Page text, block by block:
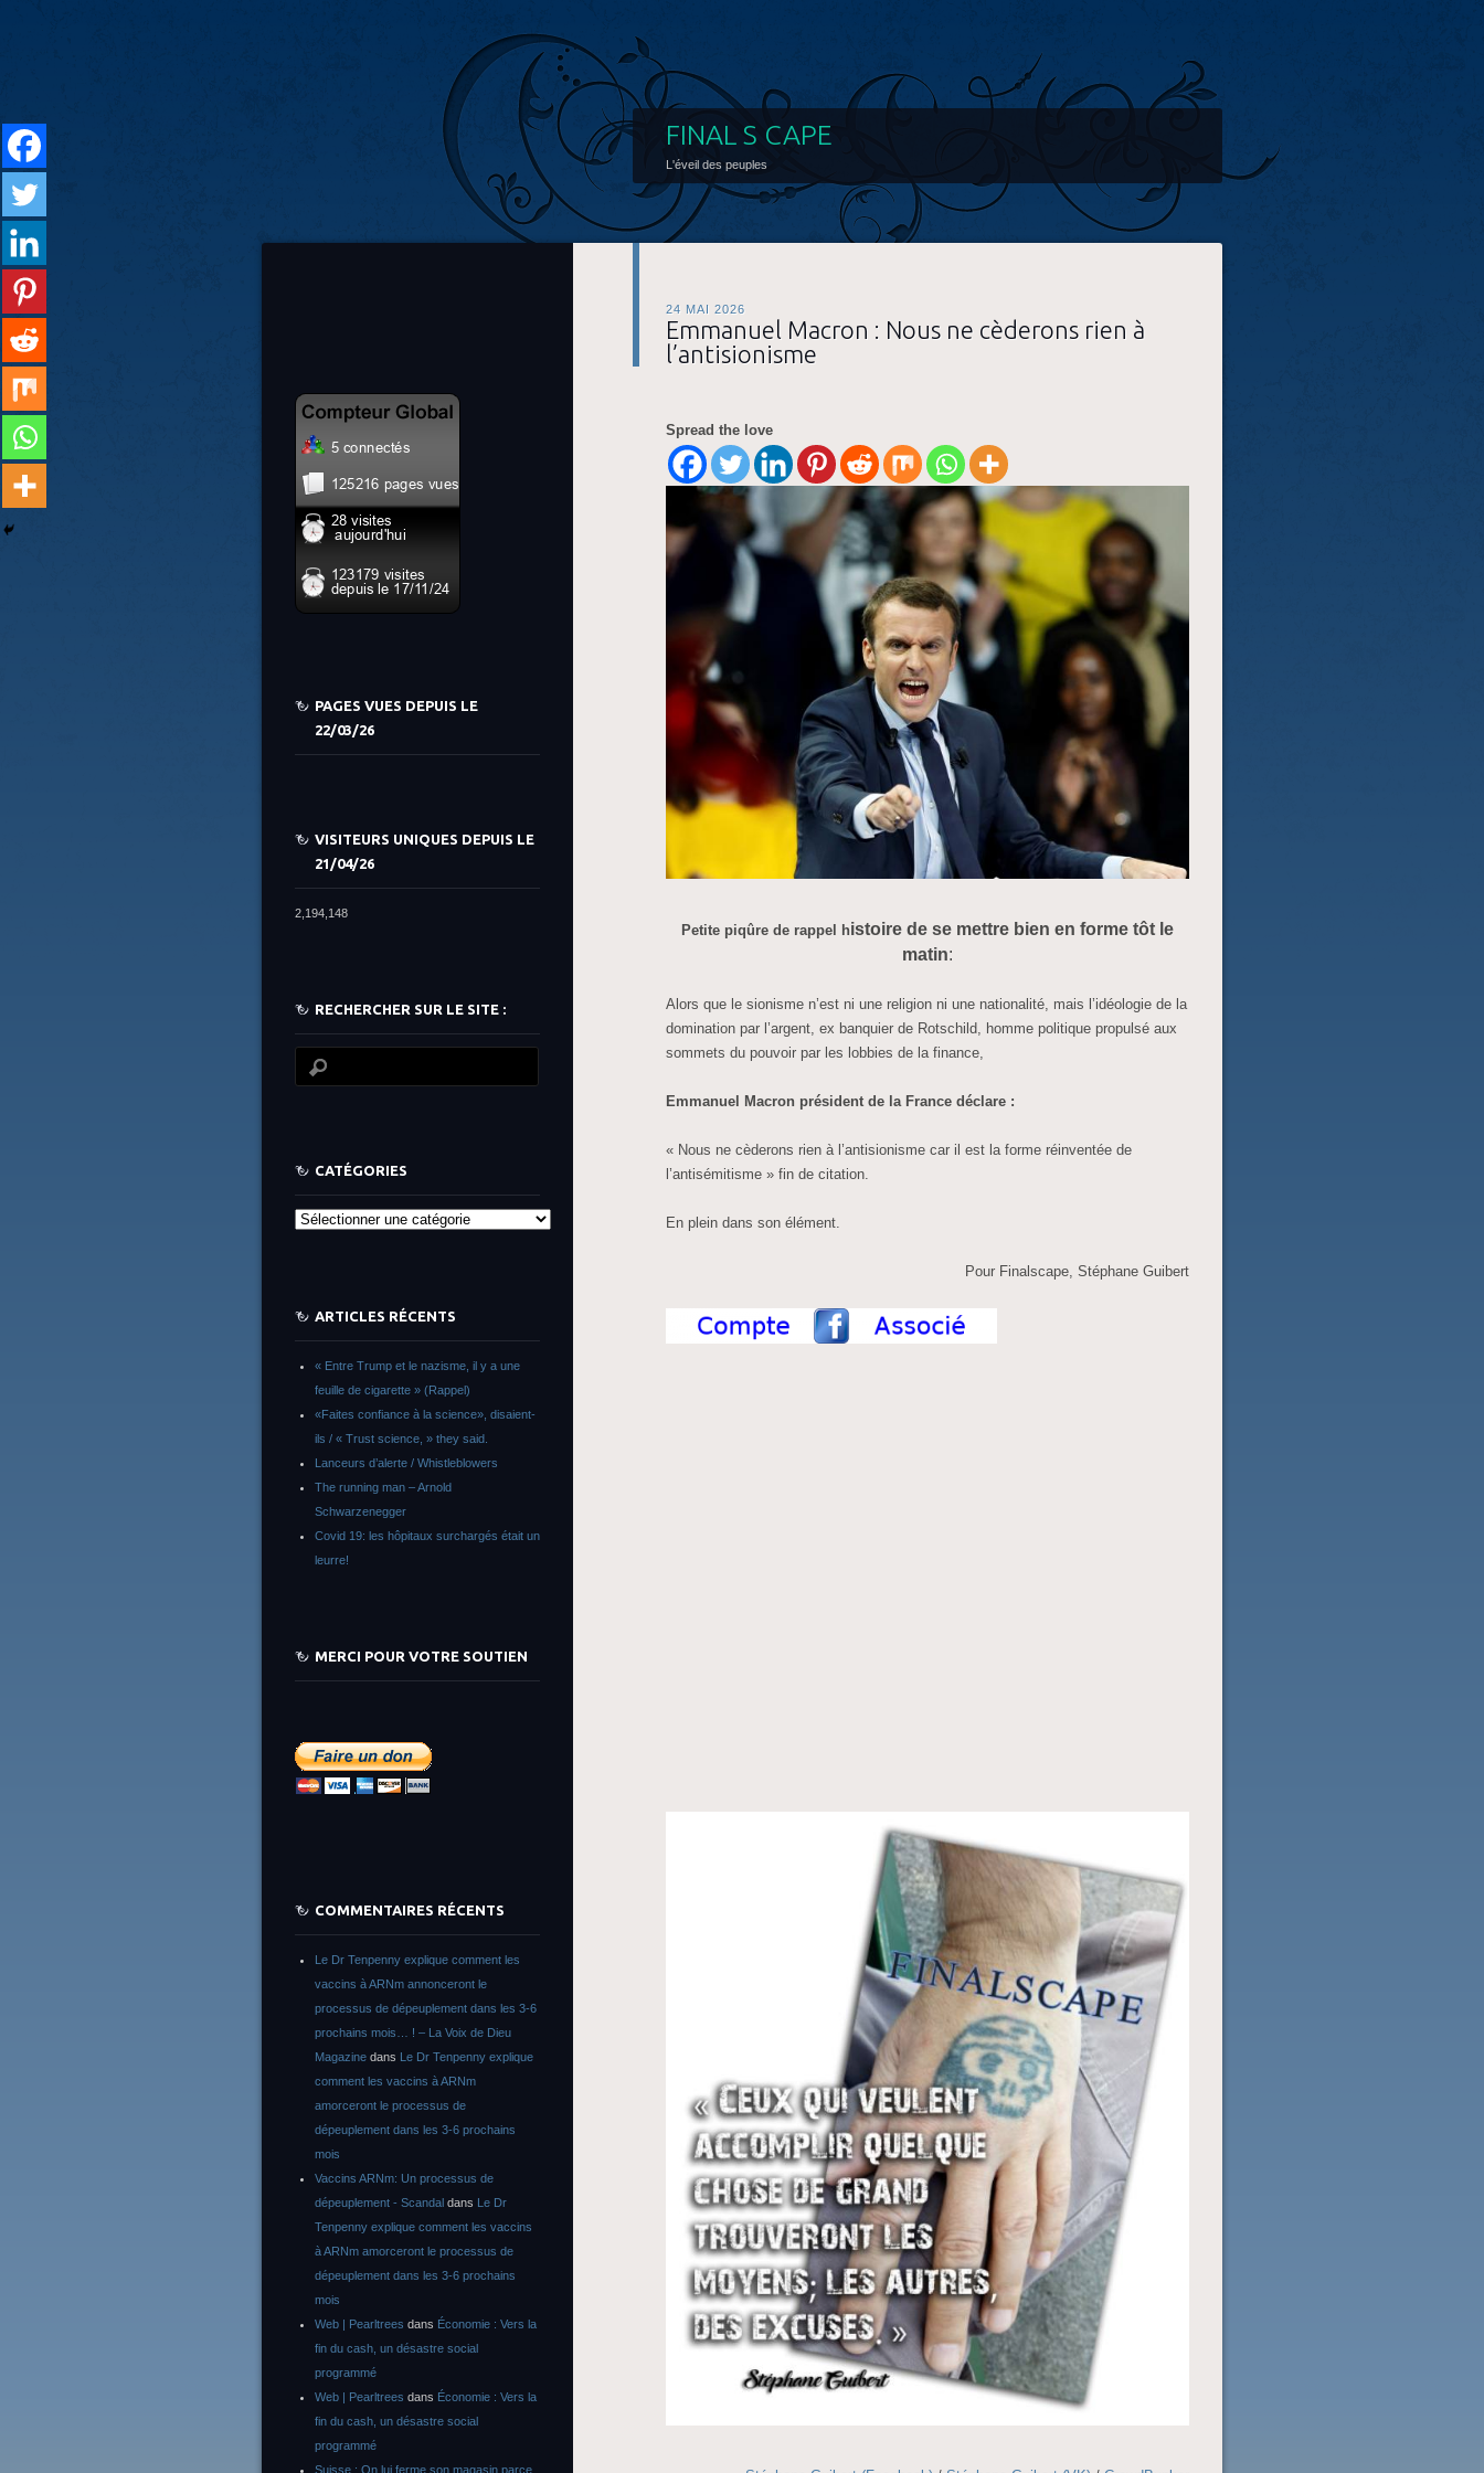
FINAL S CAPE
L'éveil des peuples
24 MAI 2026
Emmanuel Macron : Nous ne cèderons rien à
l’antisionisme
Spread the love
Petite piqûre de rappel histoire de se mettre bien en forme tôt le
matin:
Alors que le sionisme n’est ni une religion ni une nationalité, mais l’idéologie de la
domination par l’argent, ex banquier de Rotschild, homme politique propulsé aux
sommets du pouvoir par les lobbies de la finance,
Emmanuel Macron président de la France déclare :
« Nous ne cèderons rien à l’antisionisme car il est la forme réinventée de
l’antisémitisme » fin de citation.
En plein dans son élément.
Pour Finalscape, Stéphane Guibert
PAGES VUES DEPUIS LE
22/03/26
VISITEURS UNIQUES DEPUIS LE
21/04/26
2,194,148
RECHERCHER SUR LE SITE :
CATÉGORIES
Catégories
ARTICLES RÉCENTS
« Entre Trump et le nazisme, il y a une
feuille de cigarette » (Rappel)
«Faites confiance à la science», disaient-
ils / « Trust science, » they said.
Lanceurs d’alerte / Whistleblowers
The running man – Arnold
Schwarzenegger
Covid 19: les hôpitaux surchargés était un
leurre!
MERCI POUR VOTRE SOUTIEN
COMMENTAIRES RÉCENTS
Le Dr Tenpenny explique comment les
vaccins à ARNm annonceront le
processus de dépeuplement dans les 3-6
prochains mois… ! – La Voix de Dieu
Magazine dans Le Dr Tenpenny explique
comment les vaccins à ARNm
amorceront le processus de
dépeuplement dans les 3-6 prochains
mois
Vaccins ARNm: Un processus de
dépeuplement - Scandal dans Le Dr
Tenpenny explique comment les vaccins
à ARNm amorceront le processus de
dépeuplement dans les 3-6 prochains
mois
Web | Pearltrees dans Économie : Vers la
fin du cash, un désastre social
programmé
Web | Pearltrees dans Économie : Vers la
fin du cash, un désastre social
programmé
Suisse : On lui ferme son magasin parce